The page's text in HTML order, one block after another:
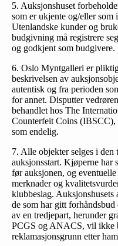
5. Auksjonshuset
som er ukjente og/eller
Utenlandske kunder og
budgivning må registrere
og godkjent som budgivere.
6. Oslo Myntgalleri er
beskrivelsen av
autentisk og fra perioden
for annet. Disputter
behandlet hos The
Counterfeit Coins
som endelig.
7. Alle objekter selges i
auksjonsstart. Kjøperne har
før auksjonen, og
merknader og
klubbeslag. Auksjonshusets
de som har gitt
av en tredjepart, herunder
PCGS og ANACS, vil ikke
reklamasjonsgrunn etter